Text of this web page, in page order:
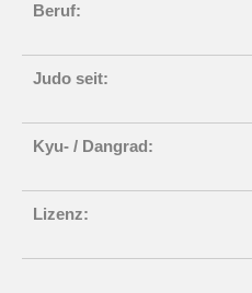
Beruf:
Judo seit:
Kyu- / Dangrad:
Lizenz: